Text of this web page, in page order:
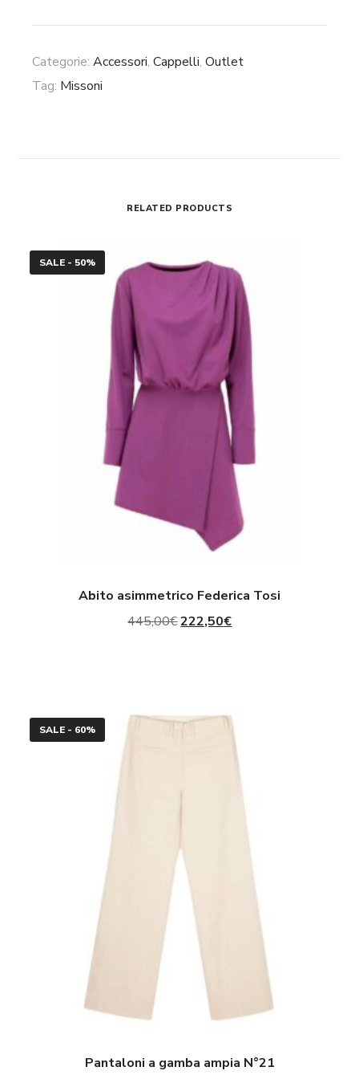
quantità
Categorie:Accessori,Cappelli,Outlet
Tag: Missoni
RELATED PRODUCTS
Abito
asimmetrico
SALE - 50%
Abito asimmetrico Federica Tosi
445,00€Il
445,00€.
222,50€Il
222,50€.
Pantaloni
SALE - 60%
Pantaloni a gamba ampia N°21